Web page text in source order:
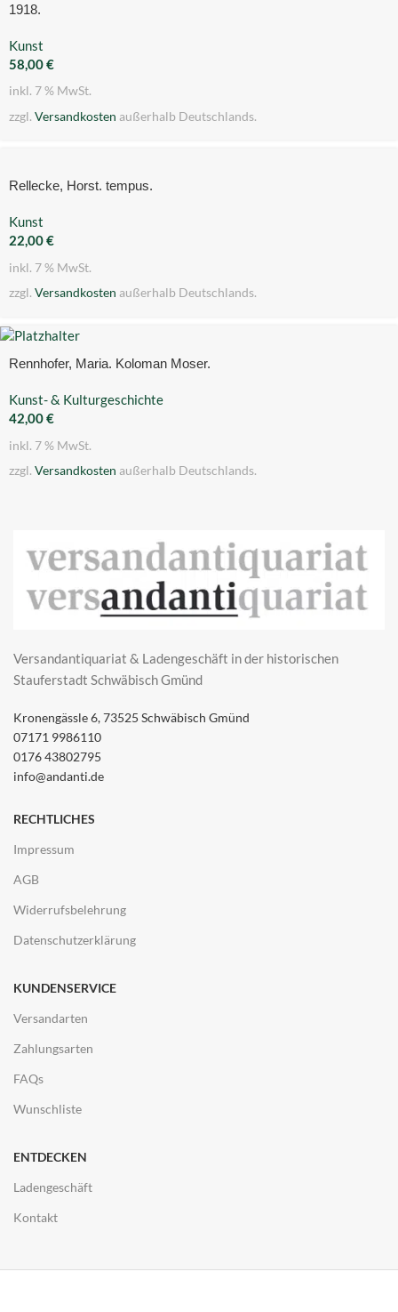
1918.
Kunst
58,00€
inkl. 7 % MwSt.
zzgl. Versandkosten außerhalb Deutschlands.
Rellecke, Horst. tempus.
Kunst
22,00€
inkl. 7 % MwSt.
zzgl. Versandkosten außerhalb Deutschlands.
Rennhofer, Maria. Koloman Moser.
Kunst- & Kulturgeschichte
42,00€
inkl. 7 % MwSt.
zzgl. Versandkosten außerhalb Deutschlands.
Versandantiquariat & Ladengeschäft in der historischen
Stauferstadt Schwäbisch Gmünd
Kronengässle 6, 73525 Schwäbisch Gmünd
07171 9986110
0176 43802795
info@andanti.de
RECHTLICHES
Impressum
AGB
Widerrufsbelehrung
Datenschutzerklärung
KUNDENSERVICE
Versandarten
Zahlungsarten
FAQs
Wunschliste
ENTDECKEN
Ladengeschäft
Kontakt